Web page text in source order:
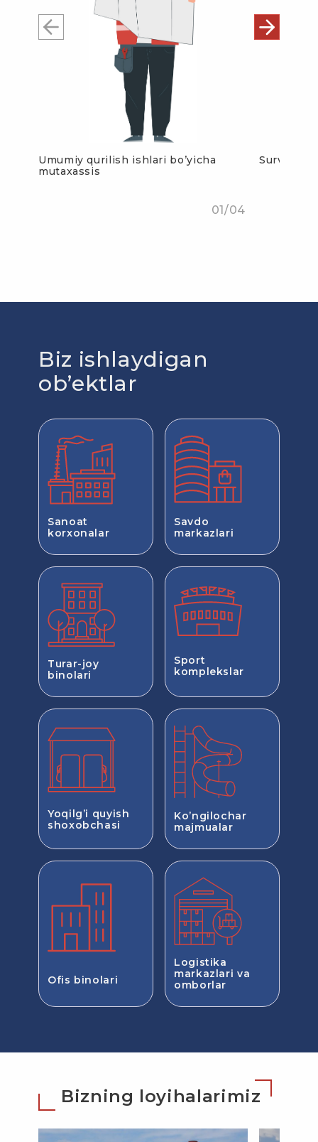
Umumiy qurilish ishlari bo’yicha
mutaxassis
Surveyer
01/04
Biz ishlaydigan
ob’ektlar
Sanoat
korxonalar
Savdo
markazlari
Turar-joy
binolari
Sport
komplekslar
Yoqilg’i quyish
shoxobchasi
Ko’ngilochar
majmualar
Ofis binolari
Logistika
markazlari va
omborlar
Bizning loyihalarimiz